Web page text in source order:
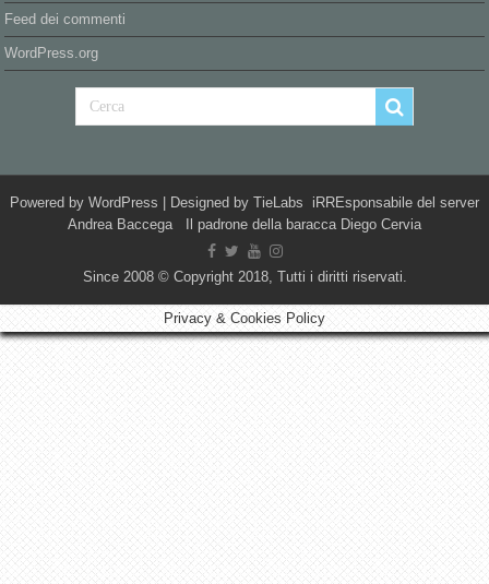
Feed dei commenti
WordPress.org
Powered by WordPress | Designed by TieLabs iRREsponsabile del server
Andrea Baccega Il padrone della baracca Diego Cervia
Since 2008 © Copyright 2018, Tutti i diritti riservati.
Privacy & Cookies Policy